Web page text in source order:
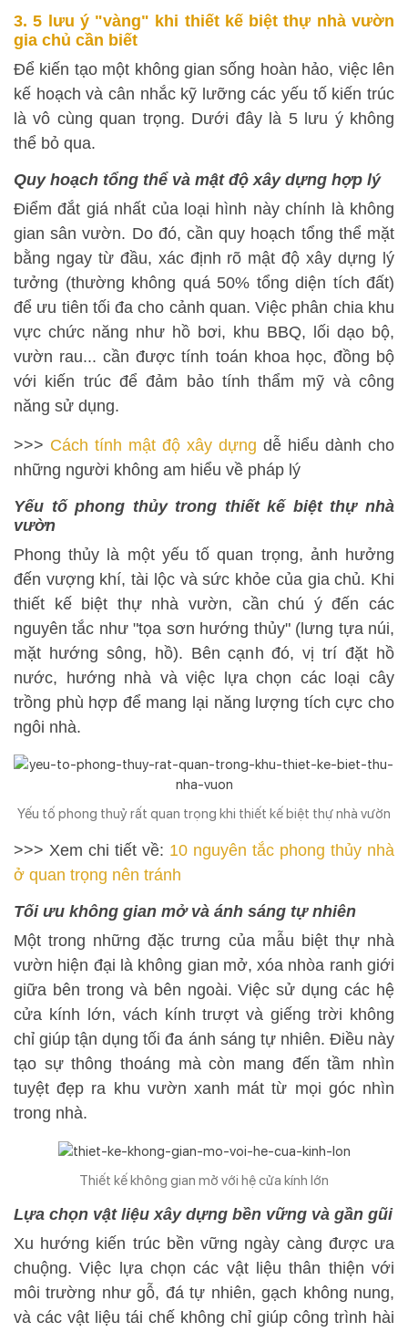
3. 5 lưu ý "vàng" khi thiết kế biệt thự nhà vườn
gia chủ cần biết
Để kiến tạo một không gian sống hoàn hảo, việc lên
kế hoạch và cân nhắc kỹ lưỡng các yếu tố kiến trúc
là vô cùng quan trọng. Dưới đây là 5 lưu ý không
thể bỏ qua.
Quy hoạch tổng thể và mật độ xây dựng hợp lý
Điểm đắt giá nhất của loại hình này chính là không
gian sân vườn. Do đó, cần quy hoạch tổng thể mặt
bằng ngay từ đầu, xác định rõ mật độ xây dựng lý
tưởng (thường không quá 50% tổng diện tích đất)
để ưu tiên tối đa cho cảnh quan. Việc phân chia khu
vực chức năng như hồ bơi, khu BBQ, lối dạo bộ,
vườn rau... cần được tính toán khoa học, đồng bộ
với kiến trúc để đảm bảo tính thẩm mỹ và công
năng sử dụng.
>>> Cách tính mật độ xây dựng dễ hiểu dành cho
những người không am hiểu về pháp lý
Yếu tố phong thủy trong thiết kế biệt thự nhà
vườn
Phong thủy là một yếu tố quan trọng, ảnh hưởng
đến vượng khí, tài lộc và sức khỏe của gia chủ. Khi
thiết kế biệt thự nhà vườn, cần chú ý đến các
nguyên tắc như "tọa sơn hướng thủy" (lưng tựa núi,
mặt hướng sông, hồ). Bên cạnh đó, vị trí đặt hồ
nước, hướng nhà và việc lựa chọn các loại cây
trồng phù hợp để mang lại năng lượng tích cực cho
ngôi nhà.
Yếu tố phong thuỷ rất quan trọng khi thiết kế biệt thự nhà vườn
>>> Xem chi tiết về: 10 nguyên tắc phong thủy nhà
ở quan trọng nên tránh
Tối ưu không gian mở và ánh sáng tự nhiên
Một trong những đặc trưng của mẫu biệt thự nhà
vườn hiện đại là không gian mở, xóa nhòa ranh giới
giữa bên trong và bên ngoài. Việc sử dụng các hệ
cửa kính lớn, vách kính trượt và giếng trời không
chỉ giúp tận dụng tối đa ánh sáng tự nhiên. Điều này
tạo sự thông thoáng mà còn mang đến tầm nhìn
tuyệt đẹp ra khu vườn xanh mát từ mọi góc nhìn
trong nhà.
Thiết kế không gian mở với hệ cửa kính lớn
Lựa chọn vật liệu xây dựng bền vững và gần gũi
Xu hướng kiến trúc bền vững ngày càng được ưa
chuộng. Việc lựa chọn các vật liệu thân thiện với
môi trường như gỗ, đá tự nhiên, gạch không nung,
và các vật liệu tái chế không chỉ giúp công trình hài